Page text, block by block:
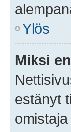
Ylös
Miksi
estänyt